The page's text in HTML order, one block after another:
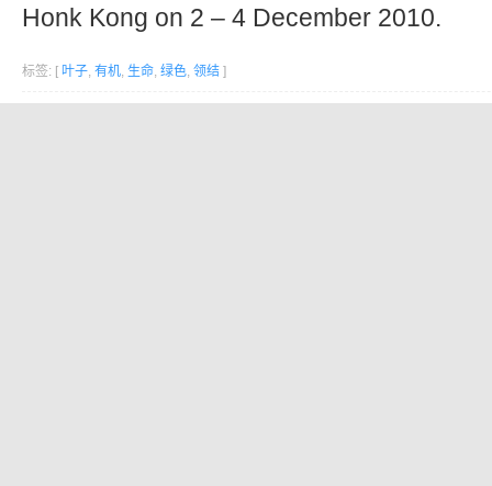
Honk Kong on 2 – 4 December 2010.
标签: [ 叶子, 有机, 生命, 绿色, 领结 ]